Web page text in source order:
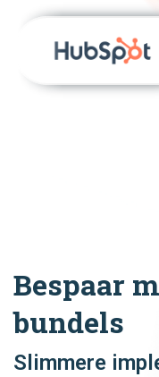
Bespaar
bundels
Slimmere